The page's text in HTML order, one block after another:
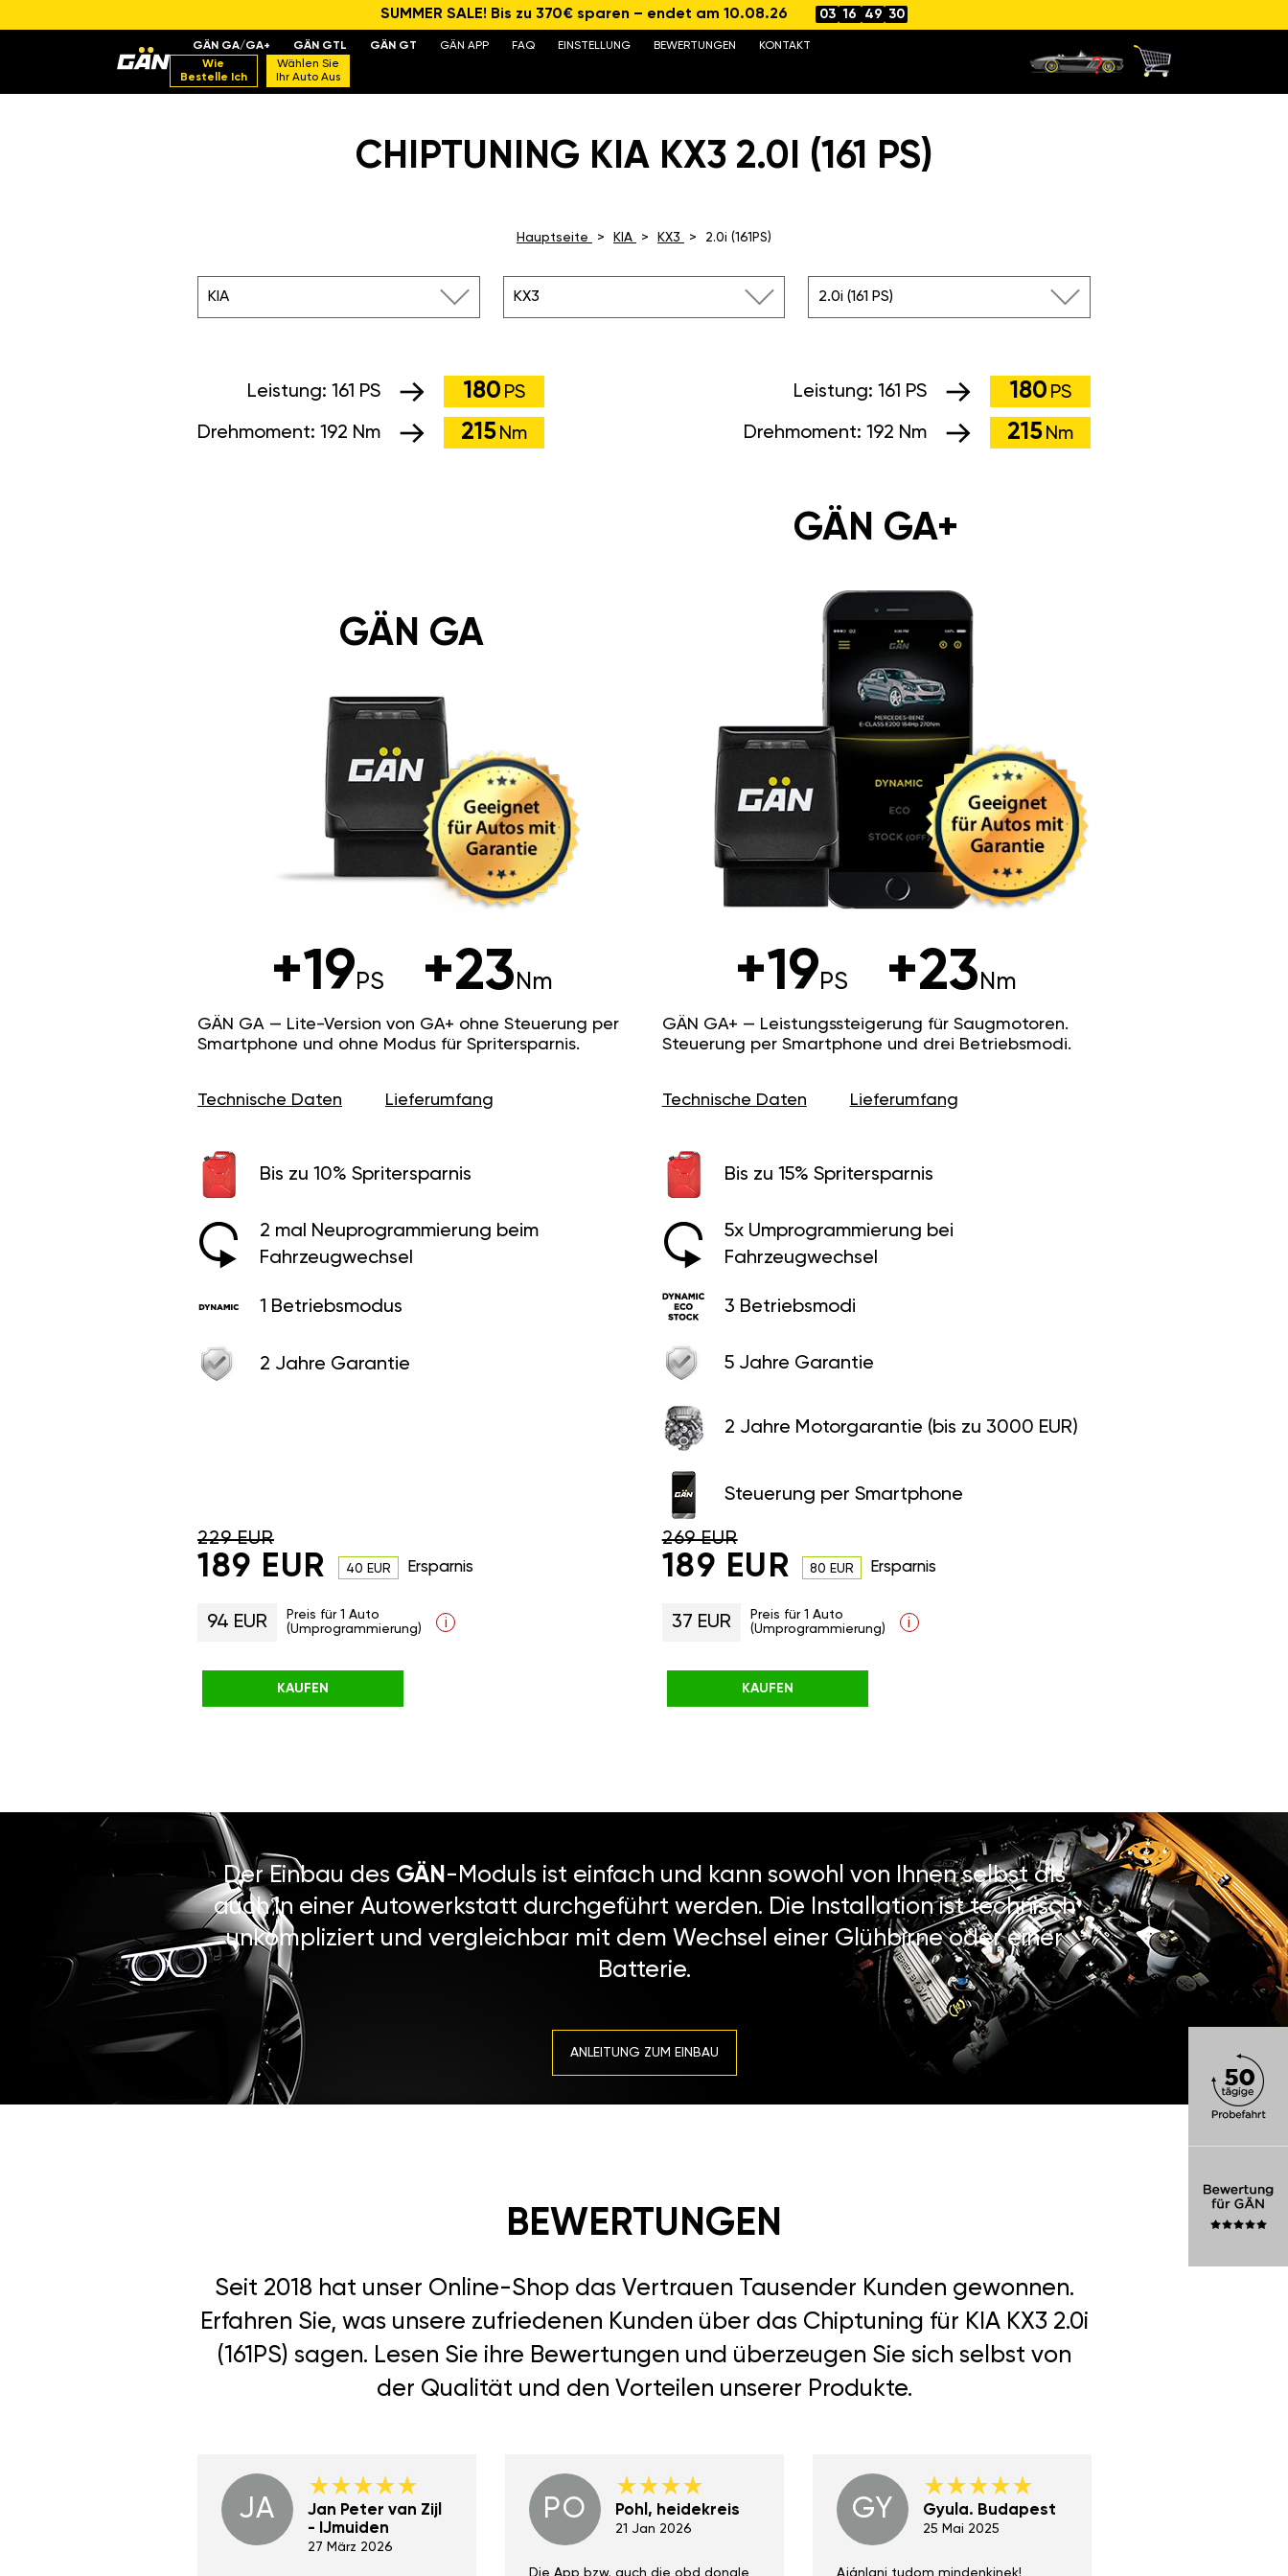
SUMMER SALE! Bis zu 370€ sparen – endet am 10.08.26 03 16 49 29
GÄN GA/GA+ GÄN GTL GÄN GT GÄN APP FAQ EINSTELLUNG BEWERTUNGEN
KONTAKT
Wie
Bestelle Ich
Wählen Sie
Ihr Auto Aus
CHIPTUNING KIA KX3 2.0I (161 PS)
Hauptseite KIA KX3 2.0i (161PS)
KIA KX3 2.0i (161 PS)
Leistung: 161 PS 180 PS
Drehmoment: 192 Nm 215 Nm
Leistung: 161 PS 180 PS
Drehmoment: 192 Nm 215 Nm
GÄN GA+
+19PS +23Nm
GÄN GA+ — Leistungssteigerung für Saugmotoren.
Steuerung per Smartphone und drei Betriebsmodi.
Technische Daten Lieferumfang
Bis zu 15% Spritersparnis
5x Umprogrammierung bei
Fahrzeugwechsel
3 Betriebsmodi
5 Jahre Garantie
2 Jahre Motorgarantie (bis zu 3000 EUR)
Steuerung per Smartphone
269 EUR
189 EUR 80 EUR Ersparnis
37 EUR
Preis für 1 Auto
(Umprogrammierung)
i
KAUFEN
GÄN GA
+19PS +23Nm
GÄN GA — Lite-Version von GA+ ohne Steuerung per
Smartphone und ohne Modus für Spritersparnis.
Technische Daten Lieferumfang
Bis zu 10% Spritersparnis
2 mal Neuprogrammierung beim
Fahrzeugwechsel
1 Betriebsmodus
2 Jahre Garantie
229 EUR
189 EUR 40 EUR Ersparnis
94 EUR
Preis für 1 Auto
(Umprogrammierung)
i
KAUFEN
Der Einbau des GÄN-Moduls ist einfach und kann sowohl von Ihnen selbst als
auch in einer Autowerkstatt durchgeführt werden. Die Installation ist technisch
unkompliziert und vergleichbar mit dem Wechsel einer Glühbirne oder einer
Batterie.
ANLEITUNG ZUM EINBAU
BEWERTUNGEN
Seit 2018 hat unser Online-Shop das Vertrauen Tausender Kunden gewonnen.
Erfahren Sie, was unsere zufriedenen Kunden über das Chiptuning für KIA KX3 2.0i
(161PS) sagen. Lesen Sie ihre Bewertungen und überzeugen Sie sich selbst von
der Qualität und den Vorteilen unserer Produkte.
JA
Jan Peter van Zijl
- IJmuiden
27 März 2026
PO Pohl, heidekreis
21 Jan 2026
GY Gyula. Budapest
25 Mai 2025